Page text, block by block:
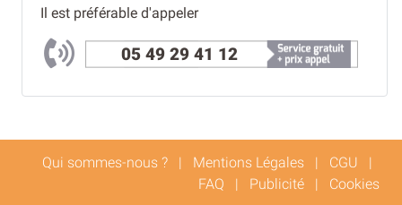
Il est préférable d'appeler
05 49 29 41 12
Qui sommes-nous ? | Mentions Légales | CGU |
FAQ | Publicité | Cookies